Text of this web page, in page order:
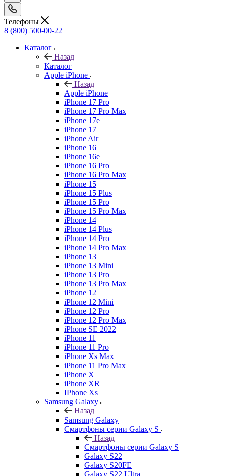
Телефоны
8 (800) 500-00-22
Каталог
Назад
Каталог
Apple iPhone
Назад
Apple iPhone
iPhone 17 Pro
iPhone 17 Pro Max
iPhone 17e
iPhone 17
iPhone Air
iPhone 16
iPhone 16e
iPhone 16 Pro
iPhone 16 Pro Max
iPhone 15
iPhone 15 Plus
iPhone 15 Pro
iPhone 15 Pro Max
iPhone 14
iPhone 14 Plus
iPhone 14 Pro
iPhone 14 Pro Max
iPhone 13
iPhone 13 Mini
iPhone 13 Pro
iPhone 13 Pro Max
iPhone 12
iPhone 12 Mini
iPhone 12 Pro
iPhone 12 Pro Max
iPhone SE 2022
iPhone 11
iPhone 11 Pro
iPhone Xs Max
iPhone 11 Pro Max
iPhone X
iPhone XR
IPhone Xs
Samsung Galaxy
Назад
Samsung Galaxy
Смартфоны серии Galaxy S
Назад
Смартфоны серии Galaxy S
Galaxy S22
Galaxy S20FE
Galaxy S22 Ultra